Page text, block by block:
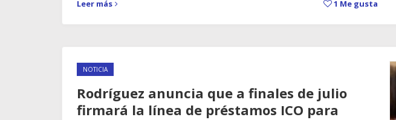
Leer más 1 Me gusta
NOTICIA
Rodríguez anuncia que a finales de julio
firmará la línea de préstamos ICO para